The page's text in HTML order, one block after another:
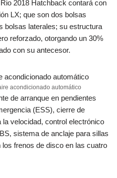
2018 Hatchback contará con
LX; que son dos bolsas
bolsas laterales; su estructura
reforzado, otorgando un 30%
con su antecesor.
acondicionado automático
de arranque en pendientes
(ESS), cierre de
velocidad, control electrónico
sistema de anclaje para sillas
frenos de disco en las cuatro